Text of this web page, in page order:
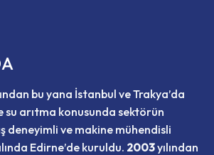
bu yana İstanbul ve Trakya’da
arıtma konusunda sektörün
deneyimli ve makine mühendisli
Edirne’de kuruldu. 2003yılından